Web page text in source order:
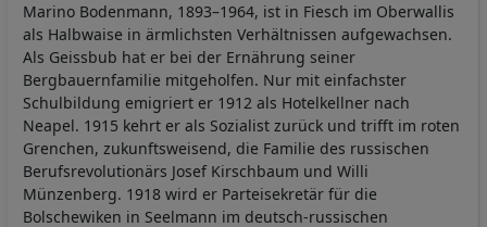
Marino Bodenmann, 1893–1964, ist in Fiesch im Oberwallis
als Halbwaise in ärmlichsten Verhältnissen aufgewachsen.
Als Geissbub hat er bei der Ernährung seiner
Bergbauernfamilie mitgeholfen. Nur mit einfachster
Schulbildung emigriert er 1912 als Hotelkellner nach
Neapel. 1915 kehrt er als Sozialist zurück und trifft im roten
Grenchen, zukunftsweisend, die Familie des russischen
Berufsrevolutionärs Josef Kirschbaum und Willi
Münzenberg. 1918 wird er Parteisekretär für die
Bolschewiken in Seelmann im deutsch-russischen